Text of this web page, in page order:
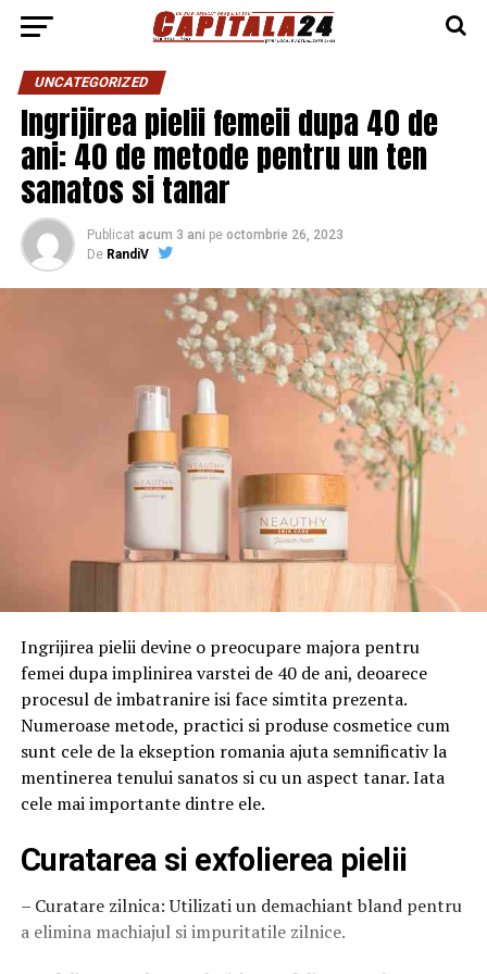
UNCATEGORIZED
Ingrijirea pielii femeii dupa 40 de
ani: 40 de metode pentru un ten
sanatos si tanar
Publicat acum 3 ani pe octombrie 26, 2023
De RandiV
Ingrijirea pielii devine o preocupare majora pentru
femei dupa implinirea varstei de 40 de ani, deoarece
procesul de imbatranire isi face simtita prezenta.
Numeroase metode, practici si produse cosmetice cum
sunt cele de la ekseption romania ajuta semnificativ la
mentinerea tenului sanatos si cu un aspect tanar. Iata
cele mai importante dintre ele.
Curatarea si exfolierea pielii
– Curatare zilnica: Utilizati un demachiant bland pentru
a elimina machiajul si impuritatile zilnice.